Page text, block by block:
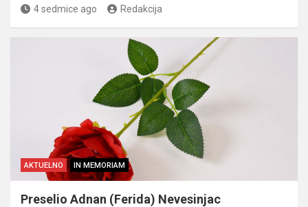
4 sedmice ago Redakcija
AKTUELNO IN MEMORIAM
Preselio Adnan (Ferida) Nevesinjac